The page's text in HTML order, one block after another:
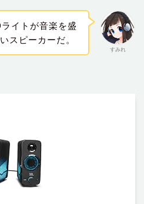
すみれ
イトが音楽を盛
スピーカーだ。